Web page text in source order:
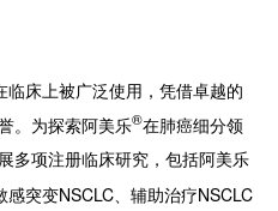
临床上被广泛使用，凭借卓越的
。为探索阿美乐®在肺癌细分领
多项注册临床研究，包括阿美乐
突变NSCLC、辅助治疗NSCLC